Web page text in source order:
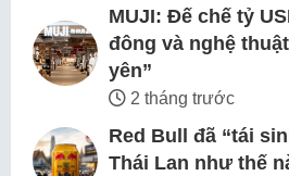
MUJI: Đế chế tỷ
đông và nghệ
yên”
2 tháng trước
Red Bull đã “tái
Thái Lan như thế